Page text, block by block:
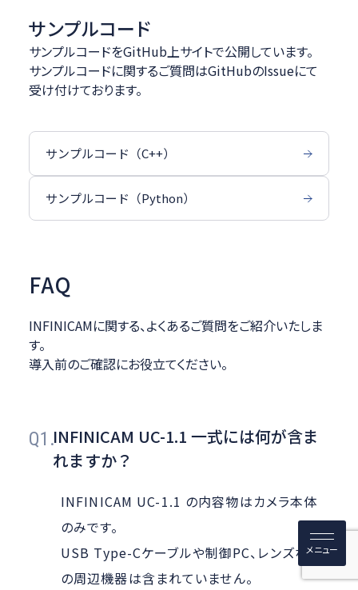
サンプルコード
サンプルコードをGitHub上サイトで公開しています。
サンプルコードに関するご質問はGitHubのIssueにて
受け付けております。
サンプルコード（C++）
サンプルコード（Python）
FAQ
INFINICAMに関する、よくあるご質問をご紹介いたしま
す。
導入前のご確認にお役立てください。
Q1.INFINICAM UC-1.1 一式には何が含ま
れますか？
INFINICAM UC-1.1 の内容物はカメラ本体
のみです。
USB Type-Cケーブルや制御PC、レンズなど
の周辺機器は含まれていません。